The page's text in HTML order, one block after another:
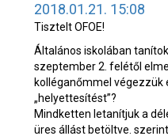
2018.01.21. 15:08
Tisztelt OFOE!
Általános iskolában
szeptember 2. felétől
kolléganőmmel végezzük
„helyettesítést”?
Mindketten letanítjuk a
üres állást betöltve.